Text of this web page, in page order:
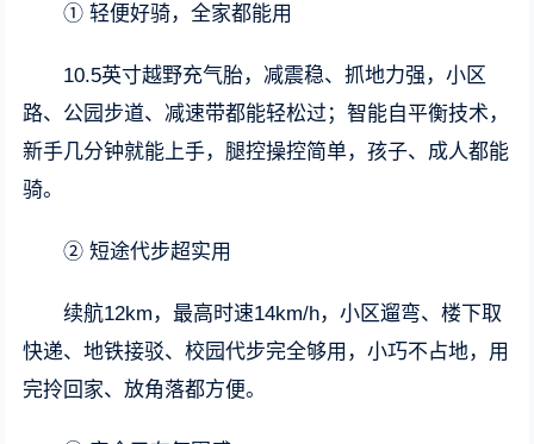
① 轻便好骑，全家都能用
10.5英寸越野充气胎，减震稳、抓地力强，小区
路、公园步道、减速带都能轻松过；智能自平衡技术，
新手几分钟就能上手，腿控操控简单，孩子、成人都能
骑。
② 短途代步超实用
续航12km，最高时速14km/h，小区遛弯、楼下取
快递、地铁接驳、校园代步完全够用，小巧不占地，用
完拎回家、放角落都方便。